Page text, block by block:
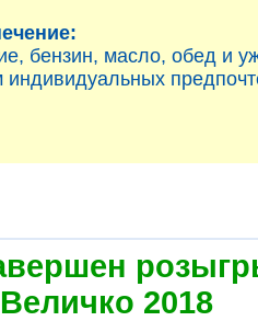
бензин, масло, обед и
индивидуальных
2018